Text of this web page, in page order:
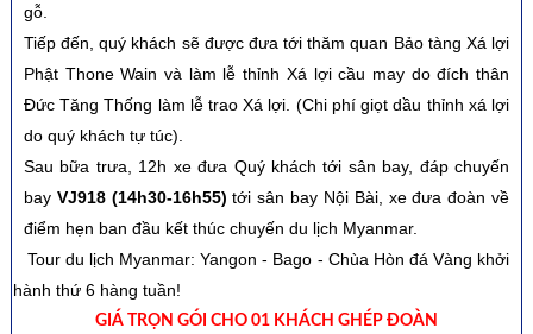
gỗ.
Tiếp đến, quý khách sẽ được đưa tới thăm quan Bảo tàng Xá lợi
Phật Thone Wain và làm lễ thỉnh Xá lợi cầu may do đích thân
Đức Tăng Thống làm lễ trao Xá lợi. (Chi phí giọt dầu thỉnh xá lợi
do quý khách tự túc).
Sau bữa trưa, 12h xe đưa Quý khách tới sân bay, đáp chuyến
bay VJ918 (14h30-16h55) tới sân bay Nội Bài, xe đưa đoàn về
điểm hẹn ban đầu kết thúc chuyến du lịch Myanmar.
Tour du lịch Myanmar: Yangon - Bago - Chùa Hòn đá Vàng khởi
hành thứ 6 hàng tuần!
GIÁ TRỌN GÓI CHO 01 KHÁCH GHÉP ĐOÀN